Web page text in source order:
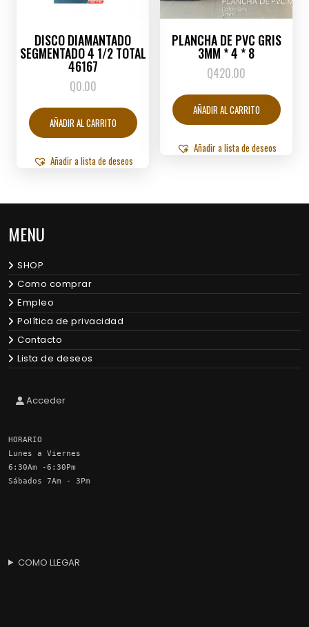
DISCO DIAMANTADO
SEGMENTADO 4 1/2 TOTAL
46167
Q0.00
AÑADIR AL CARRITO
Añadir a lista de deseos
PLANCHA DE PVC GRIS
3MM * 4 * 8
Q420.00
AÑADIR AL CARRITO
Añadir a lista de deseos
MENU
SHOP
Como comprar
Empleo
Política de privacidad
Contacto
Lista de deseos
Acceder
HORARIO
Lunes a Viernes
6:30Am -6:30Pm
Sábados 7Am - 3Pm
COMO LLEGAR